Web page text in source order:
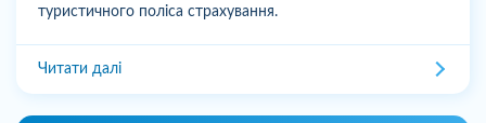
туристичного поліса страхування.
Читати далі